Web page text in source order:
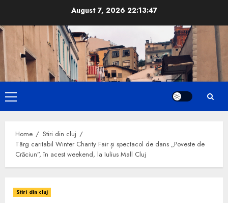
content
August 7, 2026 22:13:48
Primary
Menu
Home
Stiri din cluj
Târg caritabil Winter Charity Fair și spectacol de dans „Poveste de
Crăciun”, în acest weekend, la Iulius Mall Cluj
Stiri din cluj